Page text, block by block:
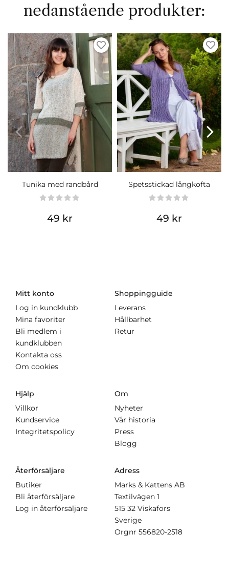
nedanstående produkter:
Tunika med randbård
49 kr
Spetsstickad långkofta
49 kr
Mitt konto
Log in kundklubb
Mina favoriter
Bli medlem i
kundklubben
Kontakta oss
Om cookies
Shoppingguide
Leverans
Hållbarhet
Retur
Hjälp
Villkor
Kundservice
Integritetspolicy
Om
Nyheter
Vår historia
Press
Blogg
Återförsäljare
Butiker
Bli återförsäljare
Log in återförsäljare
Adress
Marks & Kattens AB
Textilvägen 1
515 32 Viskafors
Sverige
Orgnr 556820-2518